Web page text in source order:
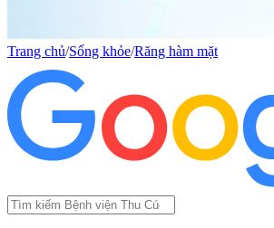
Trang chủ/Sống khỏe/Răng hàm mặt